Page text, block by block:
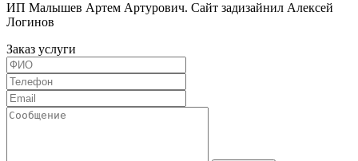
ИП Малышев Артем Артурович. Сайт задизайнил Алексей
Логинов
Заказ услуги